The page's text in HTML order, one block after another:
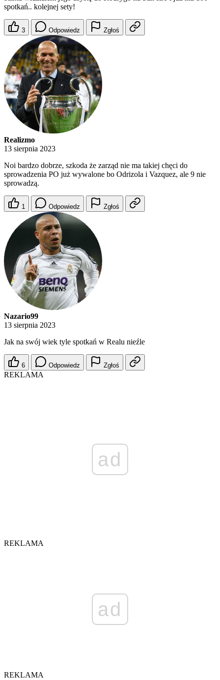
spotkań.. kolejnej sety!
3 Odpowiedz Zgłoś
Realizmo
13 sierpnia 2023
Noi bardzo dobrze, szkoda że zarząd nie ma takiej chęci do
sprowadzenia PO już wywalone bo Odrizola i Vazquez, ale 9 nie
sprowadzą.
1 Odpowiedz Zgłoś
Nazario99
13 sierpnia 2023
Jak na swój wiek tyle spotkań w Realu nieźle
6 Odpowiedz Zgłoś
REKLAMA
ad
REKLAMA
ad
REKLAMA